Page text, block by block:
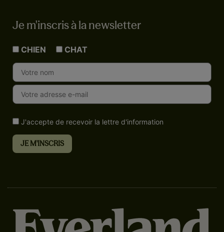
Je m'inscris à la newsletter
CHIEN CHAT
J'accepte de recevoir la lettre d'information